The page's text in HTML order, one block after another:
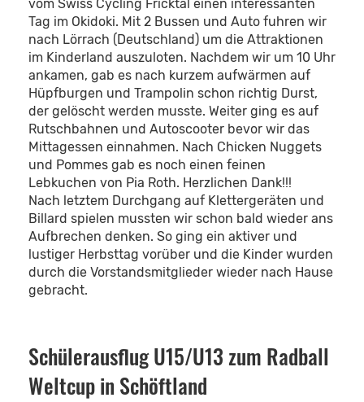
vom Swiss Cycling Fricktal einen interessanten
Tag im Okidoki. Mit 2 Bussen und Auto fuhren wir
nach Lörrach (Deutschland) um die Attraktionen
im Kinderland auszuloten. Nachdem wir um 10 Uhr
ankamen, gab es nach kurzem aufwärmen auf
Hüpfburgen und Trampolin schon richtig Durst,
der gelöscht werden musste. Weiter ging es auf
Rutschbahnen und Autoscooter bevor wir das
Mittagessen einnahmen. Nach Chicken Nuggets
und Pommes gab es noch einen feinen
Lebkuchen von Pia Roth. Herzlichen Dank!!!
Nach letztem Durchgang auf Klettergeräten und
Billard spielen mussten wir schon bald wieder ans
Aufbrechen denken. So ging ein aktiver und
lustiger Herbsttag vorüber und die Kinder wurden
durch die Vorstandsmitglieder wieder nach Hause
gebracht.
Schülerausflug U15/U13 zum Radball
Weltcup in Schöftland